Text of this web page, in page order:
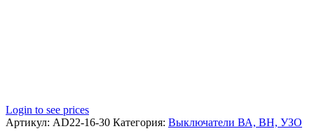
Login to see prices
Артикул: AD22-16-30 Категория: Выключатели ВА, ВН, УЗО